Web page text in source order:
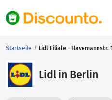
Startseite Lidl Filiale - Havemannstr.
Lidl in Berlin